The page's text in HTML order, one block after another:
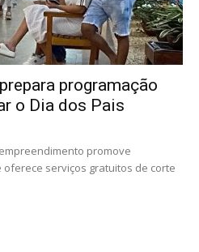
programação
o Dia dos Pais
promove
serviços gratuitos de corte